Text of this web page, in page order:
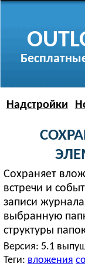
Надстройки
Сохраняет
встречи и
записи
выбранную
структуры
Версия: 5.1
Теги: вложения